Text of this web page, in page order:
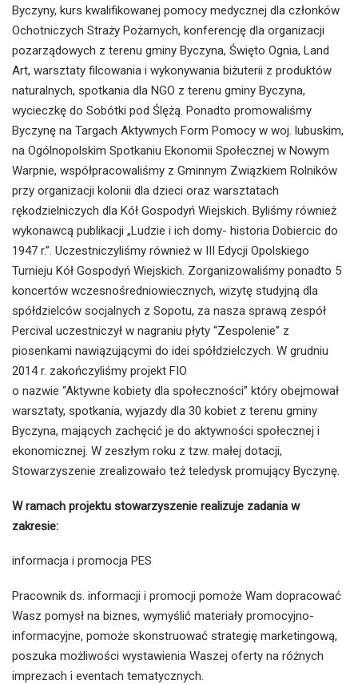
Byczyny, kurs kwalifikowanej pomocy medycznej dla członków
Ochotniczych Straży Pożarnych, konferencję dla organizacji
pozarządowych z terenu gminy Byczyna, Święto Ognia, Land
Art, warsztaty filcowania i wykonywania biżuterii z produktów
naturalnych, spotkania dla NGO z terenu gminy Byczyna,
wycieczkę do Sobótki pod Ślężą. Ponadto promowaliśmy
Byczynę na Targach Aktywnych Form Pomocy w woj. lubuskim,
na Ogólnopolskim Spotkaniu Ekonomii Społecznej w Nowym
Warpnie, współpracowaliśmy z Gminnym Związkiem Rolników
przy organizacji kolonii dla dzieci oraz warsztatach
rękodzielniczych dla Kół Gospodyń Wiejskich. Byliśmy również
wykonawcą publikacji „Ludzie i ich domy- historia Dobiercic do
1947 r.”. Uczestniczyliśmy również w III Edycji Opolskiego
Turnieju Kół Gospodyń Wiejskich. Zorganizowaliśmy ponadto 5
koncertów wczesnośredniowiecznych, wizytę studyjną dla
spółdzielców socjalnych z Sopotu, za nasza sprawą zespół
Percival uczestniczył w nagraniu płyty “Zespolenie” z
piosenkami nawiązującymi do idei spółdzielczych. W grudniu
2014 r. zakończyliśmy projekt FIO
o nazwie “Aktywne kobiety dla społeczności” który obejmował
warsztaty, spotkania, wyjazdy dla 30 kobiet z terenu gminy
Byczyna, mających zachęcić je do aktywności społecznej i
ekonomicznej. W zeszłym roku z tzw. małej dotacji,
Stowarzyszenie zrealizowało też teledysk promujący Byczynę.
W ramach projektu stowarzyszenie realizuje zadania w
zakresie:
informacja i promocja PES
Pracownik ds. informacji i promocji pomoże Wam dopracować
Wasz pomysł na biznes, wymyślić materiały promocyjno-
informacyjne, pomoże skonstruować strategię marketingową,
poszuka możliwości wystawienia Waszej oferty na różnych
imprezach i eventach tematycznych.